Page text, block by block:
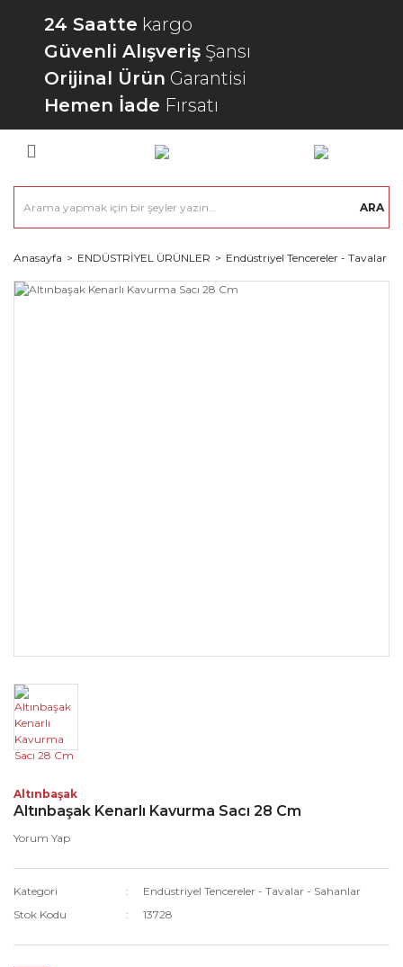
24 Saatte kargo
Güvenli Alışveriş Şansı
Orijinal Ürün Garantisi
Hemen İade Fırsatı
ARA
Anasayfa ENDÜSTRİYEL ÜRÜNLER Endüstriyel Tencereler - Tavalar -
Altınbaşak
Altınbaşak Kenarlı Kavurma Sacı 28 Cm
Yorum Yap
Kategori
Endüstriyel Tencereler - Tavalar - Sahanlar
Stok Kodu
13728